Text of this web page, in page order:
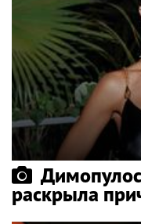
раскрыла